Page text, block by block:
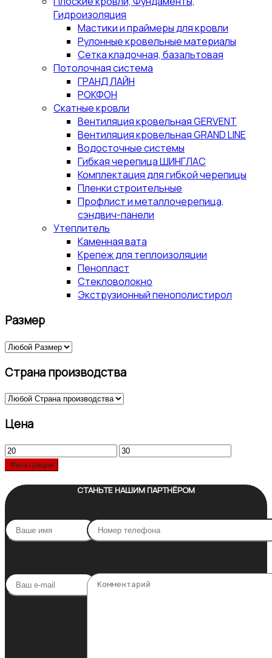
Гидроизоляция
Мастики и праймеры для кровли
Рулонные кровельные материалы
Сетка кладочная, базальтовая
Потолочная система
ГРАНД ЛАЙН
РОКФОН
Скатные кровли
Вентиляция кровельная GERVENT
Вентиляция кровельная GRAND LINE
Водосточные системы
Гибкая черепица ШИНГЛАС
Комплектация для гибкой черепицы
Пленки строительные
Профлист и металлочерепица,
сэндвич-панели
Утеплитель
Каменная вата
Крепеж для теплоизоляции
Пенопласт
Стекловолокно
Экструзионный пенополистирол
Размер
Страна производства
Цена
Минимальная
цена
Максимальная
Фильтрация
СТАНЬТЕ НАШИМ ПАРТНЁРОМ